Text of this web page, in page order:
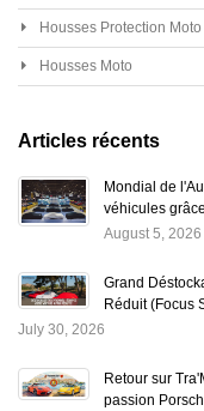
Housses Protection Moto
Housses Moto
Articles récents
Mondial de
véhicules
August 5, 2026
Grand
Réduit (Focus
July 30, 2026
Retour sur
passion